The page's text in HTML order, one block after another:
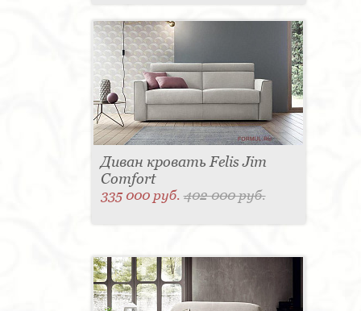
Диван кровать Felis Jim
Comfort
335 000 руб.402 000 руб.